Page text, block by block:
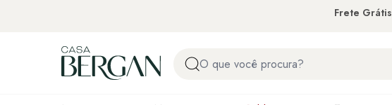
Frete Grátis